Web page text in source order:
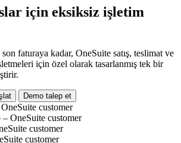
için eksiksiz işletim
faturaya kadar, OneSuite satış, teslimat ve
için özel olarak tasarlanmış tek bir
Demo talep et